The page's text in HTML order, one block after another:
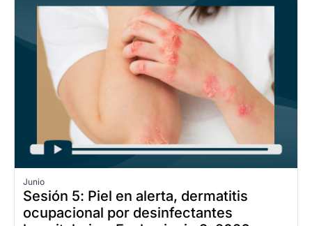
Junio
Sesión 5: Piel en alerta, dermatitis
ocupacional por desinfectantes